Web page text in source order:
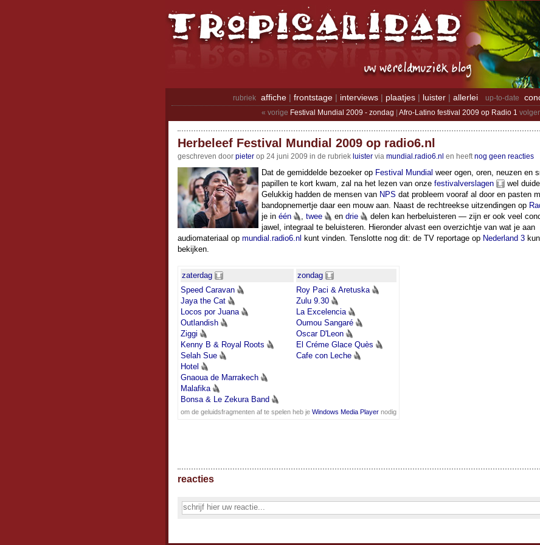
rubriek affiche | frontstage | interviews | plaatjes | luister | allerlei up-to-date
« vorige Festival Mundial 2009 - zondag Afro-Latino festival 2009 op Radio 1
Herbeleef Festival Mundial 2009 op radio6.nl
geschreven door pieter op 24 juni 2009 in de rubriek luister via mundial.radio6.nl en heeftnog geen reacties
Dat de gemiddelde bezoeker op Festival Mundial weer ogen, oren, neuzen en
papillen te kort kwam, zal na het lezen van onze festivalverslagen
wel
Gelukkig hadden de mensen van NPS dat probleem vooraf al door en pasten
bandopnemertje daar een mouw aan. Naast de rechtreekse uitzendingen op
je in één , twee en drie
delen kan her­beluis­teren — zijn er ook veel
jawel, integraal te beluisteren. Hieronder alvast een overzichtje van wat je aan
audiomateriaal op mundial.radio6.nl kunt vinden. Tenslotte nog dit: de TV reportage op Nederland 3
bekijken.
zaterdag
zondag
Speed Caravan
Jaya the Cat
Locos por Juana
Outlandish
Ziggi
Kenny B & Royal Roots
Selah Sue
Hotel
Gnaoua de Marrakech
Malafika
Bonsa & Le Zekura Band
Roy Paci & Aretuska
Zulu 9.30
La Excelencia
Oumou Sangaré
Oscar D'Leon
El Créme Glace Quès
Cafe con Leche
om de geluidsfragmenten af te spelen heb je Windows Media Player nodig
reacties